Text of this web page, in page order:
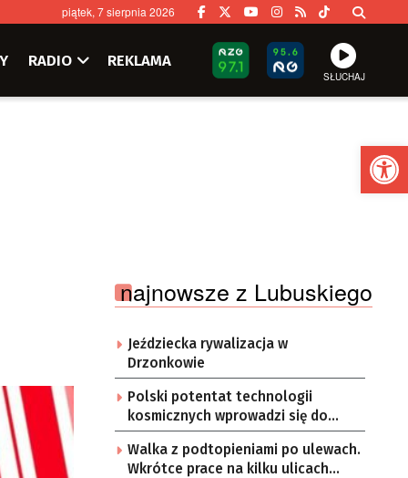
piątek, 7 sierpnia 2026
RADIO REKLAMA
SŁUCHAJ
najnowsze z Lubuskiego
Jeździecka rywalizacja w
Drzonkowie
Polski potentat technologii
kosmicznych wprowadzi się do
Zielonej Góry
Walka z podtopieniami po ulewach.
Wkrótce prace na kilku ulicach